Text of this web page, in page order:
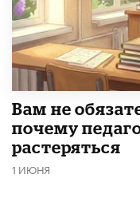
​Вам не
почему
растеряться
1 ИЮНЯ